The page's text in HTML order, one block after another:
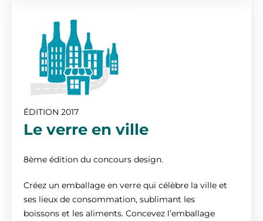
ÉDITION 2017
Le verre en ville
8ème édition du concours design.
Créez un emballage en verre qui célèbre la ville et
ses lieux de consommation, sublimant les
boissons et les aliments. Concevez l’emballage